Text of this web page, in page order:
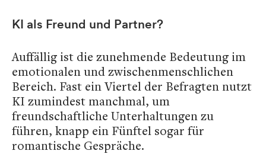
KI als Freund und Partner?
Auffällig ist die zunehmende Bedeutung im
emotionalen und zwischenmenschlichen
Bereich. Fast ein Viertel der Befragten nutzt
KI zumindest manchmal, um
freundschaftliche Unterhaltungen zu
führen, knapp ein Fünftel sogar für
romantische Gespräche.